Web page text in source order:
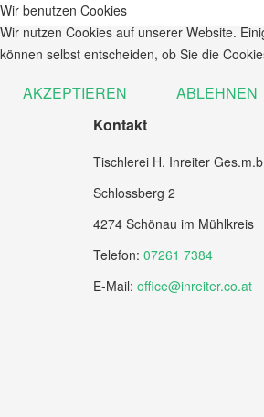
Kontakt
Tischlerei H. Inreiter
Schlossberg 2
4274 Schönau im Mühlkreis
Telefon: 07261 7384
E-Mail: office@inreiter.co.at
Wir benutzen Cookies
Wir nutzen Cookies auf unserer Website.
können selbst entscheiden, ob Sie die
AKZEPTIEREN ABLEHNEN